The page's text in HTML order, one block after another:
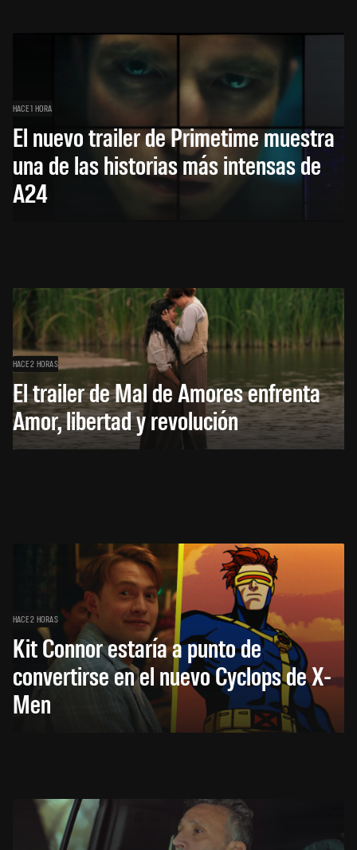
HACE 1 HORA
El nuevo trailer de Primetime muestra
una de las historias más intensas de
A24
HACE 2 HORAS
El trailer de Mal de Amores enfrenta
Amor, libertad y revolución
HACE 2 HORAS
Kit Connor estaría a punto de
convertirse en el nuevo Cyclops de X-
Men